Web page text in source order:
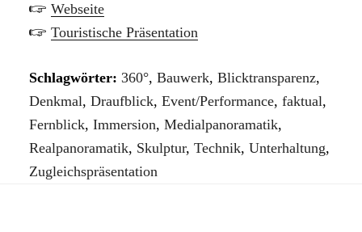
🖙 Webseite
🖙 Touristische Präsentation
Schlagwörter: 360°, Bauwerk, Blicktransparenz,
Denkmal, Draufblick, Event/Performance, faktual,
Fernblick, Immersion, Medialpanoramatik,
Realpanoramatik, Skulptur, Technik, Unterhaltung,
Zugleichspräsentation